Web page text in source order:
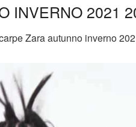
INVERNO 2021
Zara autunno inverno